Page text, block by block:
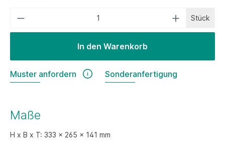
Stück
In den Warenkorb
Muster anfordern Sonderanfertigung
Maße
H x B x T: 333 x 265 x 141 mm